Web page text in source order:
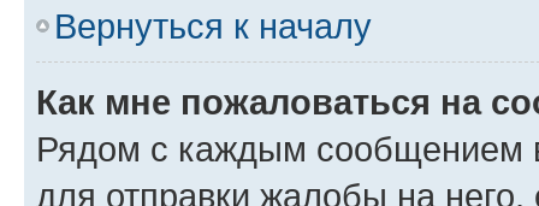
Вернуться к началу
Как мне пожаловаться на
Рядом с каждым сообщением
для отправки жалобы на